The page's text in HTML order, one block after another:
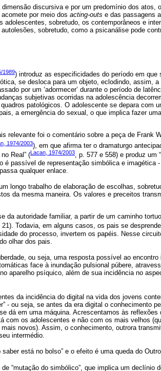
discursiva e por um predomínio dos atos,
por meio dos acting-outs e das passagens
sobretudo, os contemporâneos e
sobretudo, como a psicanálise pode
1989) introduz as especificidades do período em que
se desloca para um objeto, eclodindo, assim, a
por um ‘adormecer’ durante o período de
subjetivas ocorridas na adolescência
patológicos. O adolescente se depara com
a emergência do sexual, o que implica fazer
relevante foi o comentário sobre a peça de Frank
1974/2003), em que afirma ter o dramaturgo
Real” ( Lacan, 1974/2003, p. 577 e 558) e produz um
é passível de representação simbólica e imagética
qualquer enlace.
longo trabalho de elaboração de escolhas,
da mesma maneira. Os valores e preceitos
da autoridade familiar, a partir de um caminho
21). Todavia, em alguns casos, os pais se
do processo, invertem os papéis. Nesse
olhar dos pais.
ou seja, uma resposta possível ao
face à inundação pulsional púbere,
aparelho psíquico, além de sua incidência no
da incidência do digital na vida dos jovens
- ou seja, se antes da era digital o conhecimento
dá em uma máquina. Acrescentamos às reflexões
com os adolescentes e não com os mais velhos
novos). Assim, o conhecimento, outrora
intermédio.
saber está no bolso” e o efeito é uma queda do
“mutação do simbólico”, que implica um declínio